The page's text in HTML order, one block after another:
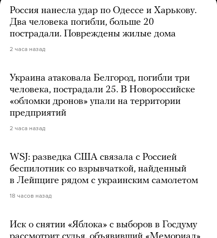
Россия нанесла удар по Одессе и Харькову.
Два человека погибли, больше 20
пострадали. Повреждены жилые дома
2 часа назад
Украина атаковала Белгород, погибли три
человека, пострадали 25. В Новороссийске
«обломки дронов» упали на территории
предприятий
2 часа назад
WSJ: разведка США связала с Россией
беспилотник со взрывчаткой, найденный
в Лейпциге рядом с украинским самолетом
18 часов назад
Иск о снятии «Яблока» с выборов в Госдуму